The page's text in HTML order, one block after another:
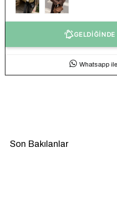
Whatsapp
Son Bakılanlar